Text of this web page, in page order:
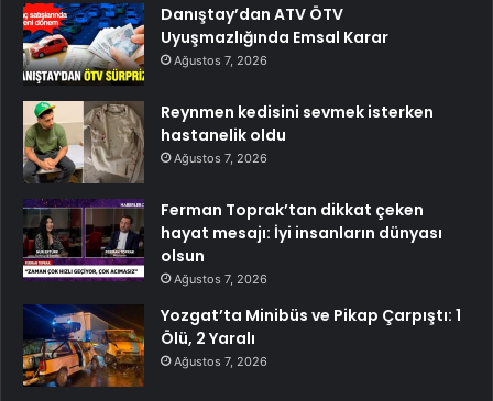
Danıştay’dan ATV ÖTV
Uyuşmazlığında Emsal Karar
Ağustos 7, 2026
Reynmen kedisini sevmek isterken
hastanelik oldu
Ağustos 7, 2026
Ferman Toprak’tan dikkat çeken
hayat mesajı: İyi insanların dünyası
olsun
Ağustos 7, 2026
Yozgat’ta Minibüs ve Pikap Çarpıştı: 1
Ölü, 2 Yaralı
Ağustos 7, 2026